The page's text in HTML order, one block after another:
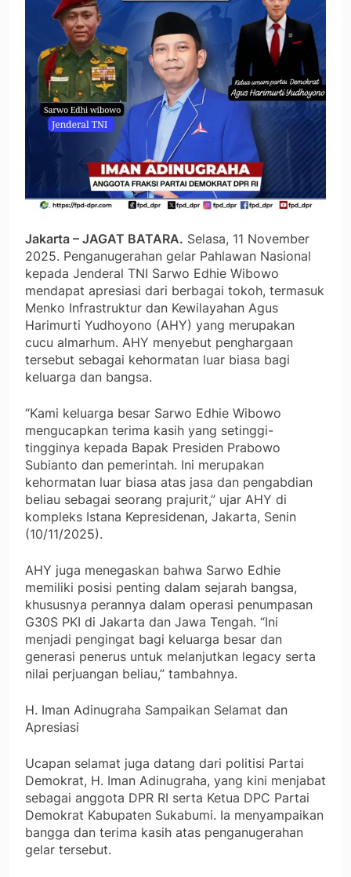
Jakarta – JAGAT BATARA. Selasa, 11 November
2025. Penganugerahan gelar Pahlawan Nasional
kepada Jenderal TNI Sarwo Edhie Wibowo
mendapat apresiasi dari berbagai tokoh, termasuk
Menko Infrastruktur dan Kewilayahan Agus
Harimurti Yudhoyono (AHY) yang merupakan
cucu almarhum. AHY menyebut penghargaan
tersebut sebagai kehormatan luar biasa bagi
keluarga dan bangsa.
“Kami keluarga besar Sarwo Edhie Wibowo
mengucapkan terima kasih yang setinggi-
tingginya kepada Bapak Presiden Prabowo
Subianto dan pemerintah. Ini merupakan
kehormatan luar biasa atas jasa dan pengabdian
beliau sebagai seorang prajurit,” ujar AHY di
kompleks Istana Kepresidenan, Jakarta, Senin
(10/11/2025).
AHY juga menegaskan bahwa Sarwo Edhie
memiliki posisi penting dalam sejarah bangsa,
khususnya perannya dalam operasi penumpasan
G30S PKI di Jakarta dan Jawa Tengah. “Ini
menjadi pengingat bagi keluarga besar dan
generasi penerus untuk melanjutkan legacy serta
nilai perjuangan beliau,” tambahnya.
H. Iman Adinugraha Sampaikan Selamat dan
Apresiasi
Ucapan selamat juga datang dari politisi Partai
Demokrat, H. Iman Adinugraha, yang kini menjabat
sebagai anggota DPR RI serta Ketua DPC Partai
Demokrat Kabupaten Sukabumi. Ia menyampaikan
bangga dan terima kasih atas penganugerahan
gelar tersebut.